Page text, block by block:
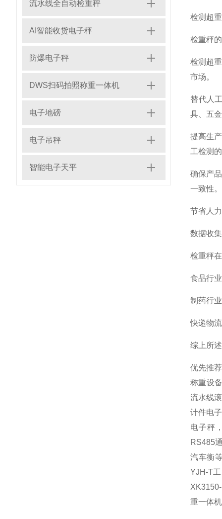
流水线全自动检重秤
AI智能收货电子秤
防爆电子秤
DWS扫码拍照称重一体机
电子地磅
电子吊秤
智能电子天平
检测超
检重秤
检测超
市场。
替代人
具、五
提高生
工检测
确保产
一致性‌。
节省人
数据收
检重秤
食品行
制药行
快递物
综上所
优先推
称重设
流水线
计件电
电子秤
RS485
汽车衡
YJH-T
重一体